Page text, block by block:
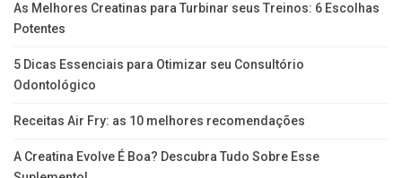
As Melhores Creatinas para Turbinar seus Treinos: 6 Escolhas
Potentes
5 Dicas Essenciais para Otimizar seu Consultório
Odontológico
Receitas Air Fry: as 10 melhores recomendações
A Creatina Evolve É Boa? Descubra Tudo Sobre Esse